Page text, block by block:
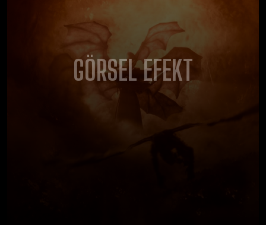
GÖRSEL EFEKT